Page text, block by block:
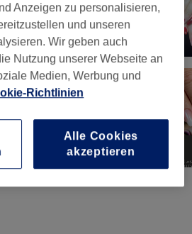
Anzeigen zu personalisieren,
und unseren
Wir geben auch
Nutzung unserer Webseite an
Medien, Werbung und
Richtlinien
Alle Cookies
akzeptieren